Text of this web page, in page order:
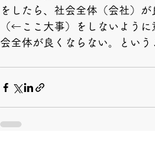
をしたら、社会全体（会社）
（←ここ大事）をしないよう
会全体が良くならない。という